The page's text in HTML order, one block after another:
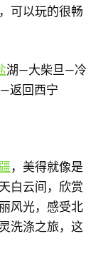
可以玩的很畅
湖—大柴旦—冷
返回西宁
，美得就像是
白云间，欣赏
风光，感受北
洗涤之旅，这